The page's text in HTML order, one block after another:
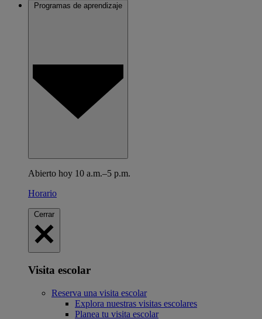
Programas de aprendizaje
Abierto hoy 10 a.m.–5 p.m.
Horario
Cerrar
Visita escolar
Reserva una visita escolar
Explora nuestras visitas escolares
Planea tu visita escolar